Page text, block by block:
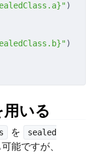
"
"
用いる
を
sealed
能ですが、